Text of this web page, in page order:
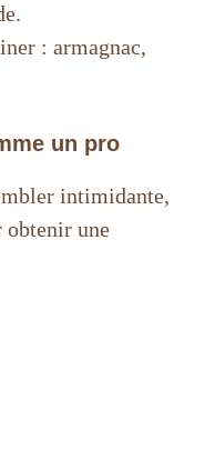
: armagnac,
un pro
intimidante,
obtenir une